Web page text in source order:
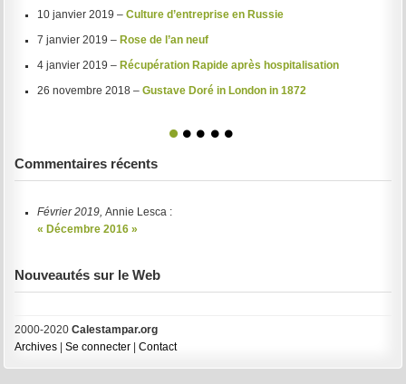
10 janvier 2019 – Culture d’entreprise en Russie
7 janvier 2019 – Rose de l’an neuf
4 janvier 2019 – Récupération Rapide après hospitalisation
26 novembre 2018 – Gustave Doré in London in 1872
1 2 3 4 5
Commentaires récents
Février 2019, Annie Lesca :
« Décembre 2016 »
Nouveautés sur le Web
2000-2020Calestampar.org
Archives |Se connecter |Contact